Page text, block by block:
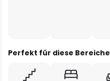
Perfekt für diese Bereiche